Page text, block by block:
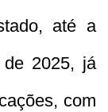
até a
de 2025, já
com